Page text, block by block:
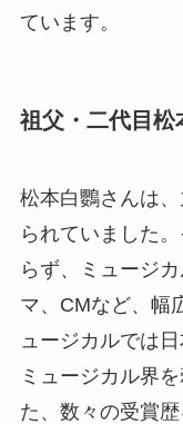
ています。
祖父・二代目松
松本白鸚さんは
られていました
らず、ミュージ
マ、CMなど、幅
ュージカルでは
ミュージカル界
た、数々の受賞